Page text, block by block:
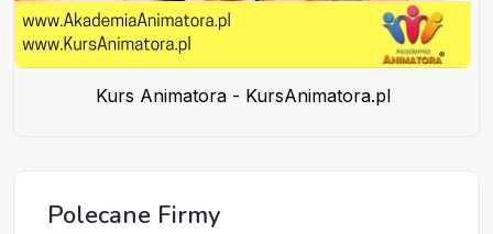
Kurs Animatora - KursAnimatora.pl
Polecane Firmy